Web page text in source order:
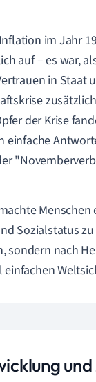
im Jahr
auf – es war,
in Staat
der Krise
einfache
Sozialstatus
sondern nach